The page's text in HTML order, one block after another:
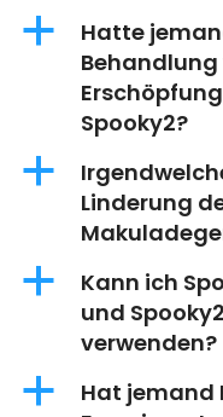
a
Hatte
Behandlung
Spooky2?
a
Linderung
a
Kann ich
und
verwenden?
a
Hat jemand